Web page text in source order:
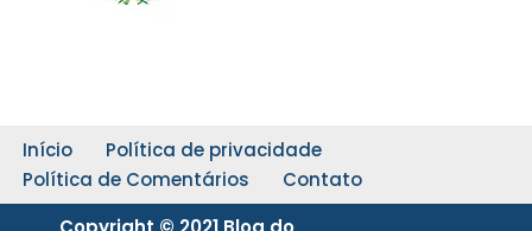
Início
Política de privacidade
Política de Comentários
Contato